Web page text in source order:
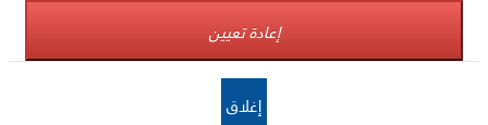
إعادة تعيين
إغلاق